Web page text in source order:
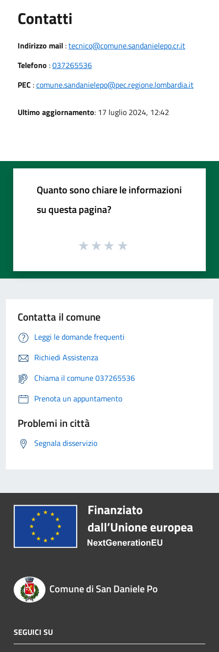
Contatti
Indirizzo mail :tecnico@comune.sandanielepo.cr.it
Telefono :037265536
PEC :comune.sandanielepo@pec.regione.lombardia.it
Ultimo aggiornamento: 17 luglio 2024, 12:42
Quanto sono chiare le informazioni
su questa pagina?
Contatta il comune
Leggi le domande frequenti
Richiedi Assistenza
Chiama il comune 037265536
Prenota un appuntamento
Problemi in città
Segnala disservizio
Comune di San Daniele Po
SEGUICI SU